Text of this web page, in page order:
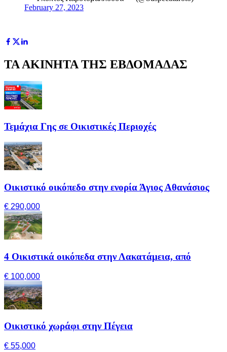
February 27, 2023
ΤΑ ΑΚΙΝΗΤΑ ΤΗΣ ΕΒΔΟΜΑΔΑΣ
Τεμάχια Γης σε Οικιστικές Περιοχές
Οικιστικό οικόπεδο στην ενορία Άγιος Αθανάσιος
€ 290,000
4 Οικιστικά οικόπεδα στην Λακατάμεια, από
€ 100,000
Οικιστικό χωράφι στην Πέγεια
€ 55,000